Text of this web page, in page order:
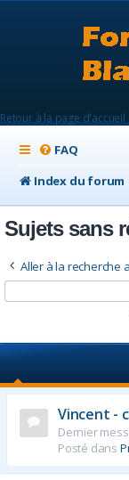
Retour à la page d'accueil
FAQ
Index du forum
Sujets sans
Aller à la recherche
Vincent -
Dernier
Posté dans